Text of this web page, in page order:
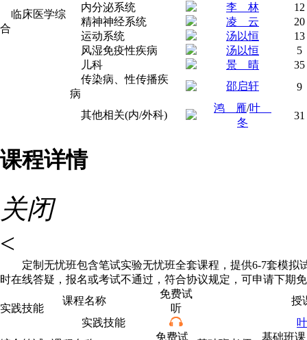
临床医学综
合
内分泌系统
李 林
12
精神神经系统
凌 云
20
运动系统
汤以恒
13
风湿免疫性疾病
汤以恒
5
儿科
景 晴
35
传染病、性传播疾
病
邵启轩 9
其他相关(内/外科)
鸿 雁/叶
冬
31
课程详情
关闭
<
定制无忧班包含笔试实验无忧班全套课程，提供6-7套模拟
时在线答疑，报名或考试不通过，符合协议规定，可申请下期
实践技能
课程名称
免费试
听
授
实践技能
免费试 基础班课